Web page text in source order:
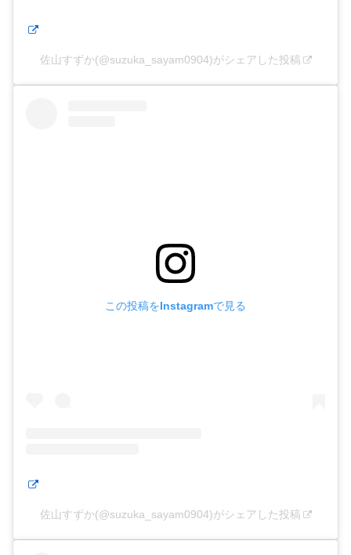
佐山すずか(@suzuka_sayam0904)がシェアした投稿
この投稿をInstagramで見る
佐山すずか(@suzuka_sayam0904)がシェアした投稿